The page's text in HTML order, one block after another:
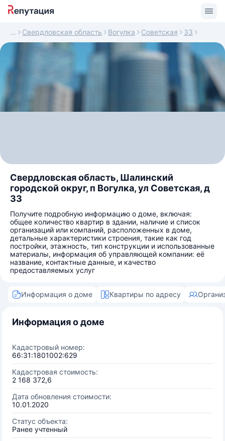
Свердловская область Вогулка Советская 33
Свердловская область, Шалинский
городской округ, п Вогулка, ул Советская, д
33
Получите подробную информацию о доме, включая:
общее количество квартир в здании, наличие и список
организаций или компаний, расположенных в доме,
детальные характеристики строения, такие как год
постройки, этажность, тип конструкции и использованные
материалы, информация об управляющей компании: её
название, контактные данные, и качество
предоставляемых услуг
Информация о доме Квартиры по адресу
Информация о доме
Кадастровый номер:
66:31:1801002:629
Кадастровая стоимость:
2 168 372,6
Дата обновления стоимости:
10.01.2020
Статус объекта:
Ранее учтенный